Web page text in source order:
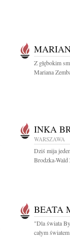
Z głębokim
Mariana
INKA
WARSZAWA
Dziś mija
Brodzka-Wald
BEATA
"Dla świata
całym